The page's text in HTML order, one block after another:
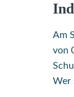
Am
von
Wer